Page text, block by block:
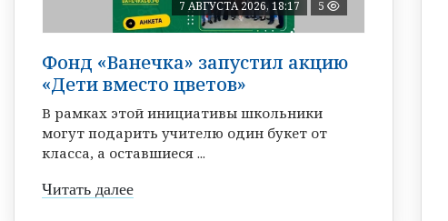
7 АВГУСТА 2026, 18:17 5
Фонд «Ванечка» запустил акцию
«Дети вместо цветов»
В рамках этой инициативы школьники
могут подарить учителю один букет от
класса, а оставшиеся ...
Читать далее